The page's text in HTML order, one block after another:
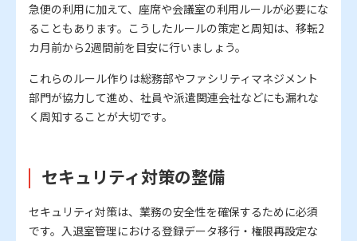
急便の利用に加えて、座席や会議室の利用ルールが必要にな
ることもあります。こうしたルールの策定と周知は、移転2
カ月前から2週間前を目安に行いましょう。
これらのルール作りは総務部やファシリティマネジメント
部門が協力して進め、社員や派遣関連会社などにも漏れな
く周知することが大切です。
セキュリティ対策の整備
セキュリティ対策は、業務の安全性を確保するために必須
です。入退室管理における登録データ移行・権限再設定な